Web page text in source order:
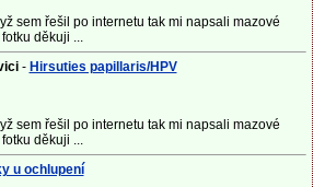
sem řešil po internetu tak mi napsali mazové
děkuji ...
- Hirsuties papillaris/HPV
sem řešil po internetu tak mi napsali mazové
děkuji ...
u ochlupení